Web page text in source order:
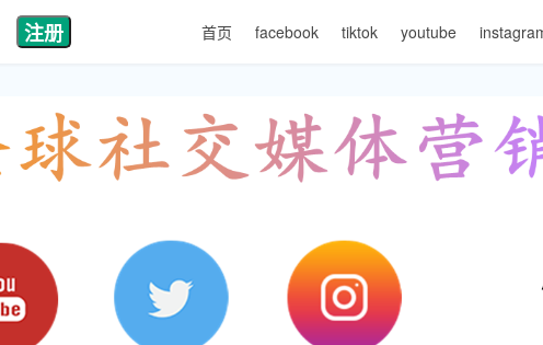
注册 首页 facebook tiktok youtube